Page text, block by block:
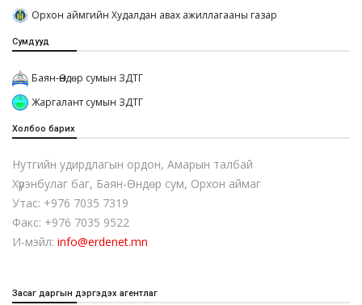
Орхон аймгийн Худалдан авах ажиллагааны газар
Сумдууд
Баян-Өндөр сумын ЗДТГ
Жаргалант сумын ЗДТГ
Холбоо барих
Нутгийн удирдлагын ордон, Амарын талбай
Хүрэнбулаг баг, Баян-Өндөр сум, Орхон аймаг
Утас: +976 7035 7319
Факс: +976 7035 9522
И-мэйл: info@erdenet.mn
Засаг даргын дэргэдэх агентлаг